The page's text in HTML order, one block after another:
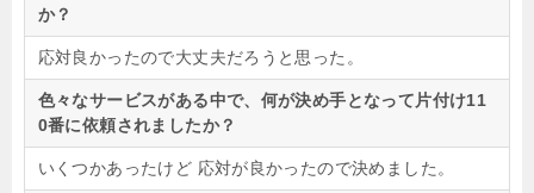
か？
応対良かったので大丈夫だろうと思った。
色々なサービスがある中で、何が決め手となって片付け11
0番に依頼されましたか？
いくつかあったけど 応対が良かったので決めました。